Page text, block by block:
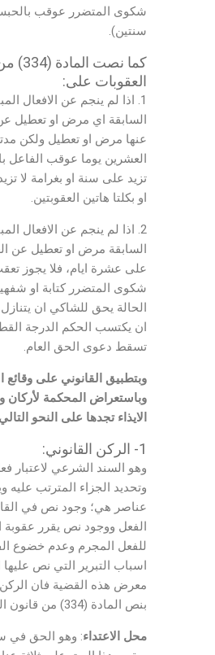
شكوى المتضرر عوقب
سنتين).
كما نصت
العقوبات على:
1. اذا لم ينجم عن الافعال
السابقة اي مرض او تعطيل
عنها مرض او تعطيل ولكن
العشرين يوما عوقب الفاعل
تزيد على سنة او بغرامة لا
او بكلتا هاتين العقوبتين.
2. اذا لم ينجم عن الافعال
السابقة مرض او تعطيل عن
على عشرة ايام، فلا يجوز
شكوى المتضرر كتابة او
الحالة يحق للشاكي ان
ان يكتسب الحكم الدرجة
تسقط دعوى الحق العام.
وبتطبيق القانوني على وقائع
وباستعراض المحكمة لأركان
الايذاء تجدها على النحو
1- الركن القانوني:
وهو السند الشرعي لاعتبار
وتحديد الجزاء المترتب عليه
عناصر هي؛ وجود نص في
الفعل ووجود نص يقرر عقوبة
للفعل المجرم وعدم خضوع
اسباب التبرير التي نص
معرض هذه القضية فان الركن
بنص المادة (334) من قانون العقوبات.
محل الاعتداء: وهو الحق في